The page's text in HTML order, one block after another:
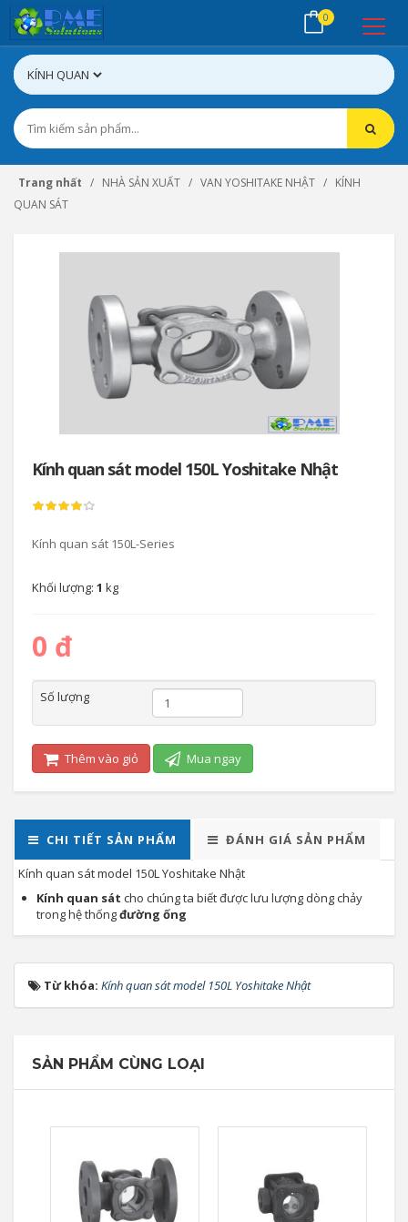
0
Trang nhất NHÀ SẢN XUẤT VAN YOSHITAKE NHẬT
KÍNH
QUAN SÁT
Kính quan sát model 150L Yoshitake Nhật
Kính quan sát 150L-Series
Khối lượng: 1 kg
0 đ
Số lượng
Thêm vào giỏ Mua ngay
CHI TIẾT SẢN PHẨM ĐÁNH GIÁ SẢN PHẨM
Kính quan sát model 150L Yoshitake Nhật
Kính quan sát cho chúng ta biết được lưu lượng dòng chảy
trong hệ thốngđường ống
Từ khóa: Kính quan sát model 150L Yoshitake Nhật
SẢN PHẨM CÙNG LOẠI